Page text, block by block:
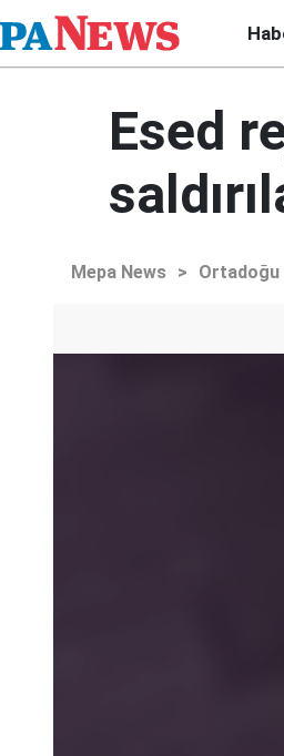
Esed
Mepa News > Ortadoğu